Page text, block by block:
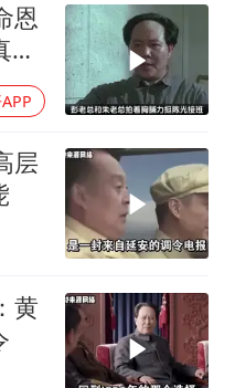
恩
相
层
黄